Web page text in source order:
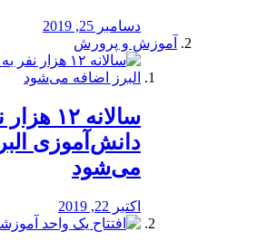
دسامبر 25, 2019
آموزش و پرورش
️سالانه
دانش‌آموزی
می‌شود
اکتبر 22, 2019